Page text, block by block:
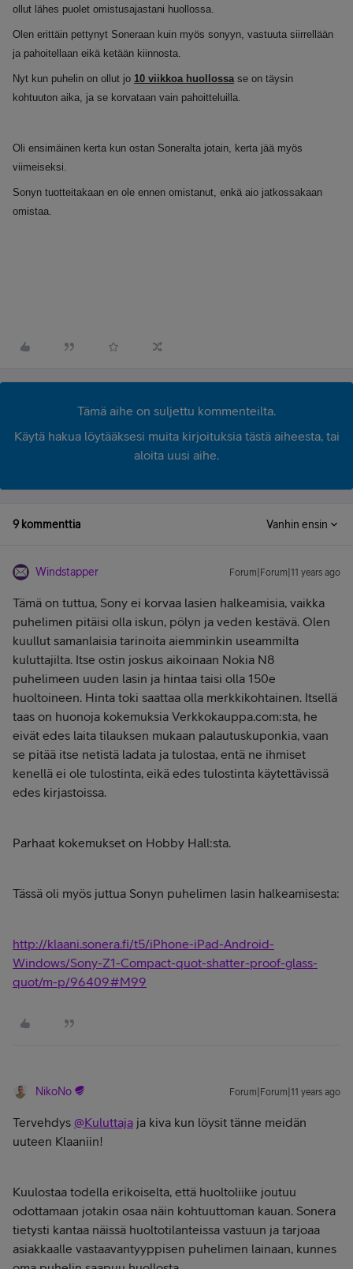
ollut lähes puolet omistusajastani huollossa.
Olen erittäin pettynyt Soneraan kuin myös sonyyn, vastuuta siirrellään
ja pahoitellaan eikä ketään kiinnosta.
Nyt kun puhelin on ollut jo 10 viikkoa huollossase on täysin
kohtuuton aika, ja se korvataan vain pahoitteluilla.
Oli ensimäinen kerta kun ostan Soneralta jotain, kerta jää myös
viimeiseksi.
Sonyn tuotteitakaan en ole ennen omistanut, enkä aio jatkossakaan
omistaa.
Tämä aihe on suljettu kommenteilta.
Käytä hakua löytääksesi muita kirjoituksia tästä aiheesta, tai
aloita uusi aihe.
9 kommenttia Vanhin ensin
Windstapper Forum|Forum|11 years ago
Tämä on tuttua, Sony ei korvaa lasien halkeamisia, vaikka
puhelimen pitäisi olla iskun, pölyn ja veden kestävä. Olen
kuullut samanlaisia tarinoita aiemminkin useammilta
kuluttajilta. Itse ostin joskus aikoinaan Nokia N8
puhelimeen uuden lasin ja hintaa taisi olla 150e
huoltoineen. Hinta toki saattaa olla merkkikohtainen. Itsellä
taas on huonoja kokemuksia Verkkokauppa.com:sta, he
eivät edes laita tilauksen mukaan palautuskuponkia, vaan
se pitää itse netistä ladata ja tulostaa, entä ne ihmiset
kenellä ei ole tulostinta, eikä edes tulostinta käytettävissä
edes kirjastoissa.
Parhaat kokemukset on Hobby Hall:sta.
Tässä oli myös juttua Sonyn puhelimen lasin halkeamisesta:
http://klaani.sonera.fi/t5/iPhone-iPad-Android-
Windows/Sony-Z1-Compact-quot-shatter-proof-glass-
quot/m-p/96409#M99
NikoNo Forum|Forum|11 years ago
Tervehdys @Kuluttaja ja kiva kun löysit tänne meidän
uuteen Klaaniin!
Kuulostaa todella erikoiselta, että huoltoliike joutuu
odottamaan jotakin osaa näin kohtuuttoman kauan. Sonera
tietysti kantaa näissä huoltotilanteissa vastuun ja tarjoaa
asiakkaalle vastaavantyyppisen puhelimen lainaan, kunnes